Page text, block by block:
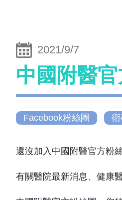
2021/9/7
中國附醫
Facebook粉絲團
還沒加入中國附醫官方粉
有關醫院最新消息、健康